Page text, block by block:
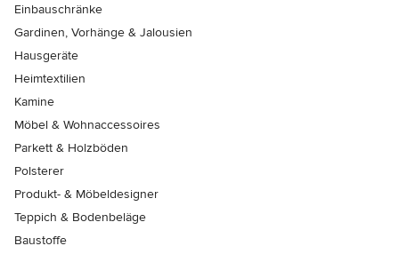
Einbauschränke
Gardinen, Vorhänge & Jalousien
Hausgeräte
Heimtextilien
Kamine
Möbel & Wohnaccessoires
Parkett & Holzböden
Polsterer
Produkt- & Möbeldesigner
Teppich & Bodenbeläge
Baustoffe